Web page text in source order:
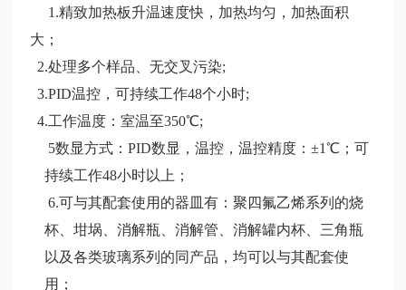
1.精致加热板升温速度快，加热均匀，加热面积
大 ；
2.处理多个样品、无交叉污染;
3.PID温控，可持续工作48个小时;
4.工作温度：室温至350℃;
5数显方式：PID数显，温控，温控精度：±1℃；可
持续工作48小时以上；
6.可与其配套使用的器皿有：聚四氟乙烯系列的烧
杯、坩埚、消解瓶、消解管、消解罐内杯、三角瓶
以及各类玻璃系列的同产品，均可以与其配套使
用；